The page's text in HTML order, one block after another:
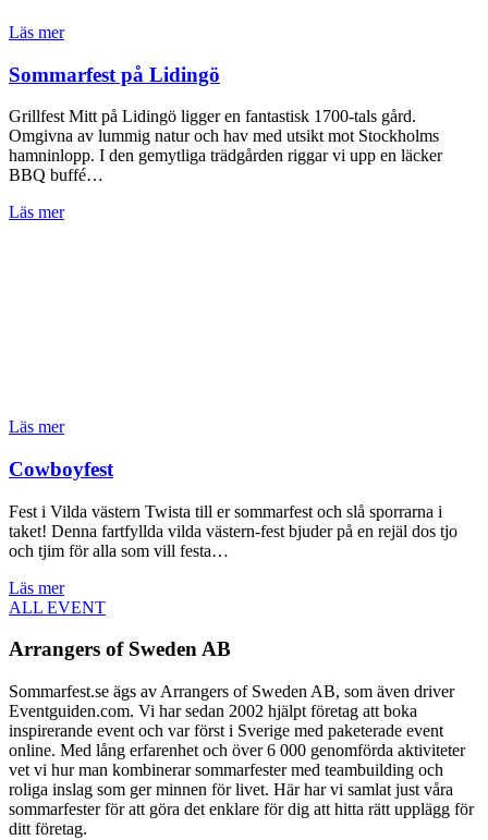
Läs mer
Sommarfest på Lidingö
Grillfest Mitt på Lidingö ligger en fantastisk 1700-tals gård.
Omgivna av lummig natur och hav med utsikt mot Stockholms
hamninlopp. I den gemytliga trädgården riggar vi upp en läcker
BBQ buffé…
Läs mer
Läs mer
Cowboyfest
Fest i Vilda västern Twista till er sommarfest och slå sporrarna i
taket! Denna fartfyllda vilda västern-fest bjuder på en rejäl dos tjo
och tjim för alla som vill festa…
Läs mer
ALL EVENT
Arrangers of Sweden AB
Sommarfest.se ägs av Arrangers of Sweden AB, som även driver
Eventguiden.com. Vi har sedan 2002 hjälpt företag att boka
inspirerande event och var först i Sverige med paketerade event
online. Med lång erfarenhet och över 6 000 genomförda aktiviteter
vet vi hur man kombinerar sommarfester med teambuilding och
roliga inslag som ger minnen för livet. Här har vi samlat just våra
sommarfester för att göra det enklare för dig att hitta rätt upplägg för
ditt företag.